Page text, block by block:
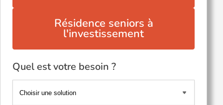
Résidence seniors à
l'investissement
Quel est votre besoin ?